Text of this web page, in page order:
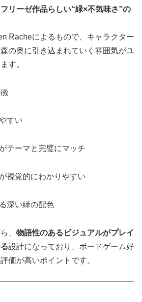
リーゼ作品らしい“緑×不気味さ”の
Racheによるもので、キャラクター
の奥に引き込まれていく雰囲気がユ
す。
すい
テーマと完璧にマッチ
視覚的にわかりやすい
深い緑の配色
、 物語性のあるビジュアルがプレイ
設計になっており、ボードゲーム好
価が高いポイントです。